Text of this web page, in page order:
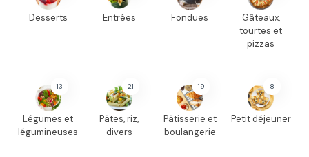
Desserts Entrées Fondues
Gâteaux,
tourtes et
pizzas
13
Légumes et
légumineuses
21
Pâtes, riz,
divers
19
Pâtisserie et
boulangerie
8
Petit déjeuner